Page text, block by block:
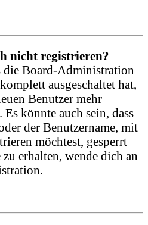
nicht registrieren?
die Board-Administration
ausgeschaltet hat,
Benutzer mehr
könnte auch sein, dass
der Benutzername, mit
möchtest, gesperrt
erhalten, wende dich an